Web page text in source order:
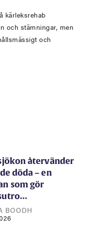
kärleksrehab
och stämningar, men
och
återvänder
döda – en
som gör
BOODH